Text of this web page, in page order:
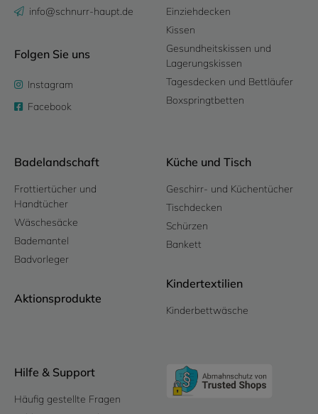
info@schnurr-haupt.de
Folgen Sie uns
Instagram
Facebook
Einziehdecken
Kissen
Gesundheitskissen und
Lagerungskissen
Tagesdecken und Bettläufer
Boxspringtbetten
Badelandschaft
Frottiertücher und
Handtücher
Wäschesäcke
Bademantel
Badvorleger
Aktionsprodukte
Küche und Tisch
Geschirr- und Küchentücher
Tischdecken
Schürzen
Bankett
Kindertextilien
Kinderbettwäsche
Hilfe & Support
Häufig gestellte Fragen